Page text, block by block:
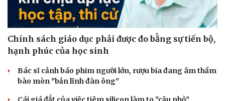
Chính sách giáo dục phải được đo bằng sự tiến bộ,
hạnh phúc của học sinh
Bác sĩ cảnh báo phim người lớn, rượu bia đang âm thầm
bào mòn "bản lĩnh đàn ông"